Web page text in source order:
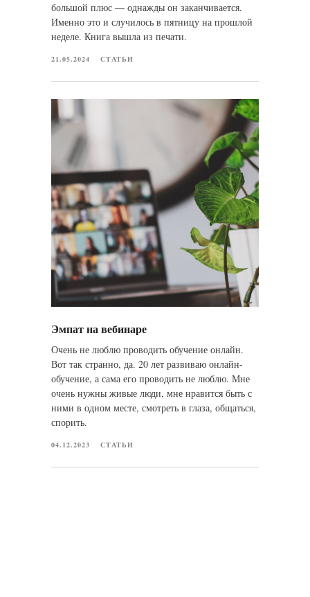
большой плюс — однажды он заканчивается.
Именно это и случилось в пятницу на прошлой
неделе. Книга вышла из печати.
21.05.2024 СТАТЬИ
Эмпат на вебинаре
Очень не люблю проводить обучение онлайн.
Вот так странно, да. 20 лет развиваю онлайн-
обучение, а сама его проводить не люблю. Мне
очень нужны живые люди, мне нравится быть с
ними в одном месте, смотреть в глаза, общаться,
спорить.
04.12.2023 СТАТЬИ